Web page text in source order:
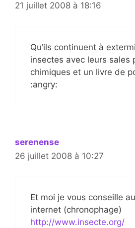
21 juillet 2008 à 18:16
Qu’ils continuent à
insectes avec leurs sales
chimiques et un livre de
:angry:
serenense
26 juillet 2008 à 10:27
Et moi je vous conseille
internet (chronophage)
http://www.insecte.org/